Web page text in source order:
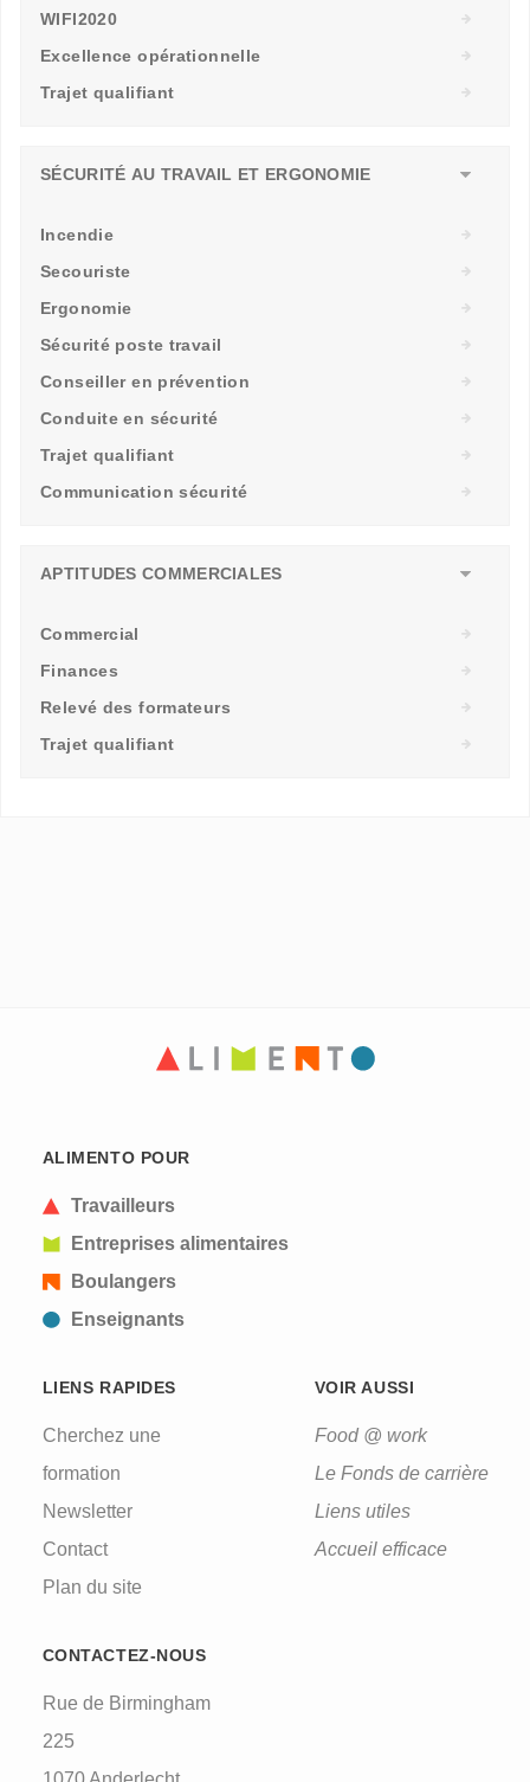
WIFI2020
Excellence opérationnelle
Trajet qualifiant
SÉCURITÉ AU TRAVAIL ET ERGONOMIE
Incendie
Secouriste
Ergonomie
Sécurité poste travail
Conseiller en prévention
Conduite en sécurité
Trajet qualifiant
Communication sécurité
APTITUDES COMMERCIALES
Commercial
Finances
Relevé des formateurs
Trajet qualifiant
ALIMENTO POUR
Travailleurs
Entreprises alimentaires
Boulangers
Enseignants
LIENS RAPIDES
Cherchez une
formation
Newsletter
Contact
Plan du site
VOIR AUSSI
Food @ work
Le Fonds de carrière
Liens utiles
Accueil efficace
CONTACTEZ-NOUS
Rue de Birmingham
225